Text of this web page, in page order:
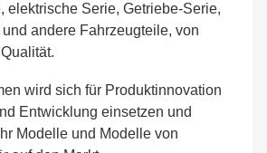
elektrische Serie, Getriebe-Serie,
andere Fahrzeugteile, von
wird sich für Produktinnovation
Entwicklung einsetzen und
Modelle und Modelle von